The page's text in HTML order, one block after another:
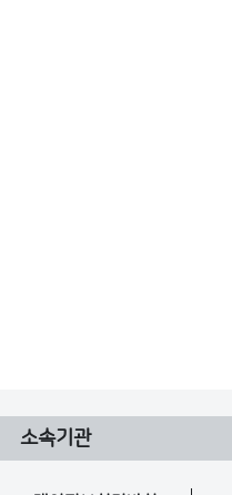
소속기관